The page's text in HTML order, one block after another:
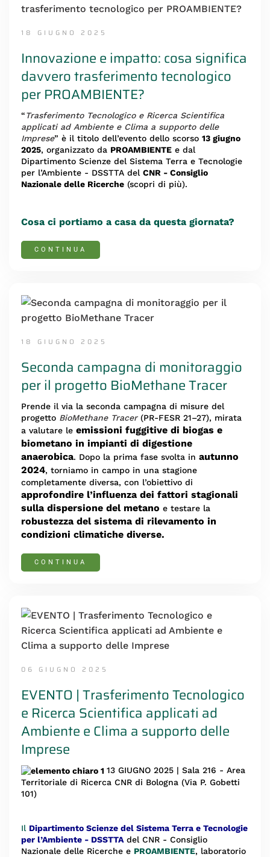
18 GIUGNO 2025
Innovazione e impatto: cosa significa
davvero trasferimento tecnologico
per PROAMBIENTE?
“Trasferimento Tecnologico e Ricerca Scientifica
applicati ad Ambiente e Clima a supporto delle
Imprese” è il titolo dell’evento dello scorso 13 giugno
2025, organizzato da PROAMBIENTE e dal
Dipartimento Scienze del Sistema Terra e Tecnologie
per l’Ambiente - DSSTTA del CNR - Consiglio
Nazionale delle Ricerche (scopri di più).
Cosa ci portiamo a casa da questa giornata?
CONTINUA
18 GIUGNO 2025
Seconda campagna di monitoraggio
per il progetto BioMethane Tracer
Prende il via la seconda campagna di misure del
progetto BioMethane Tracer(PR-FESR 21–27), mirata
a valutare le emissioni fuggitive di biogas e
biometano in impianti di digestione
anaerobica. Dopo la prima fase svolta in autunno
2024, torniamo in campo in una stagione
completamente diversa, con l’obiettivo di
approfondire l’influenza dei fattori stagionali
sulla dispersione del metano e testare la
robustezza del sistema di rilevamento in
condizioni climatiche diverse.
CONTINUA
06 GIUGNO 2025
EVENTO | Trasferimento Tecnologico
e Ricerca Scientifica applicati ad
Ambiente e Clima a supporto delle
Imprese
13 GIUGNO 2025 | Sala 216 - Area
Territoriale di Ricerca CNR di Bologna (Via P. Gobetti
101)
Il Dipartimento Scienze del Sistema Terra e Tecnologie
per l’Ambiente - DSSTTAdel CNR - Consiglio
Nazionale delle Ricerche e PROAMBIENTE, laboratorio